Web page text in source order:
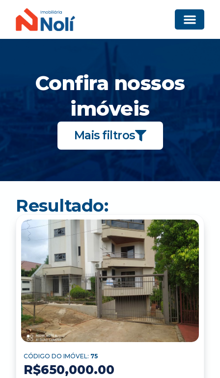
Confira nossos
imóveis
Mais filtros
Resultado:
CÓDIGO DO IMÓVEL: 75
R$650,000.00